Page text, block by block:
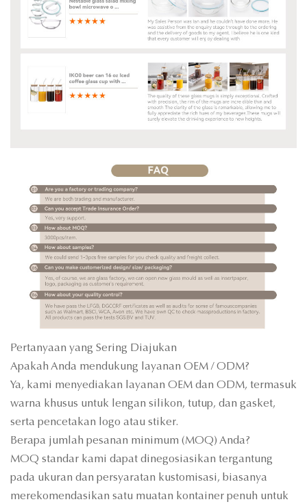
Pertanyaan yang Sering Diajukan
Apakah Anda mendukung layanan OEM / ODM?
Ya, kami menyediakan layanan OEM dan ODM, termasuk
warna khusus untuk lengan silikon, tutup, dan gasket,
serta pencetakan logo atau stiker.
Berapa jumlah pesanan minimum (MOQ) Anda?
MOQ standar kami dapat dinegosiasikan tergantung
pada ukuran dan persyaratan kustomisasi, biasanya
merekomendasikan satu muatan kontainer penuh untuk